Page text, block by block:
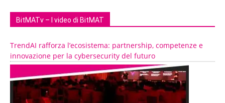
BitMATv – I video di BitMAT
TrendAI rafforza l’ecosistema: partnership, competenze e
innovazione per la cybersecurity del futuro